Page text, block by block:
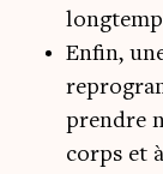
Enfin,
prendre
corps et